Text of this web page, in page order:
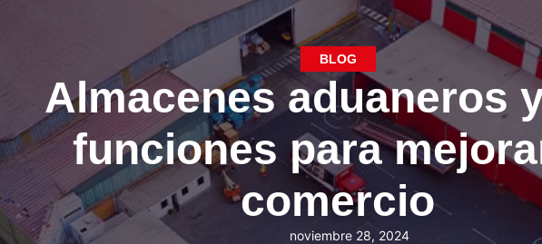
BLOG
Almacenes aduaneros
funciones para
comercio
noviembre 28, 2024